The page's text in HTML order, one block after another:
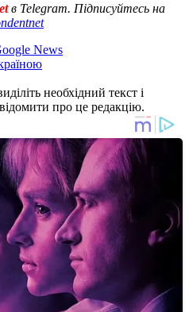
в Telegram. Підписуйтесь на
News
необхідний текст і
про це редакцію.